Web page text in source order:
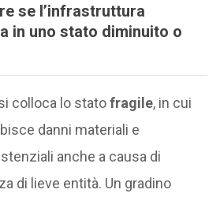
se l’infrastruttura
in uno stato diminuito o
colloca lo statofragile, in cui
danni materiali e
anche a causa di
di lieve entità. Un gradino